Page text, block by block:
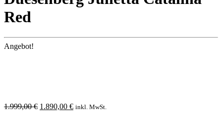
Red
Angebot!
1.999,00€ 1.890,00 € inkl. MwSt.